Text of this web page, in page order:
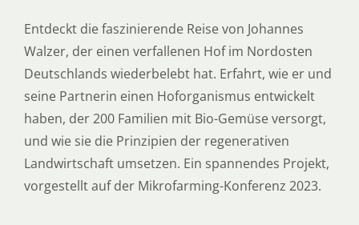
Entdeckt die faszinierende Reise von Johannes
Walzer, der einen verfallenen Hof im Nordosten
Deutschlands wiederbelebt hat. Erfahrt, wie er und
seine Partnerin einen Hoforganismus entwickelt
haben, der 200 Familien mit Bio-Gemüse versorgt,
und wie sie die Prinzipien der regenerativen
Landwirtschaft umsetzen. Ein spannendes Projekt,
vorgestellt auf der Mikrofarming-Konferenz 2023.